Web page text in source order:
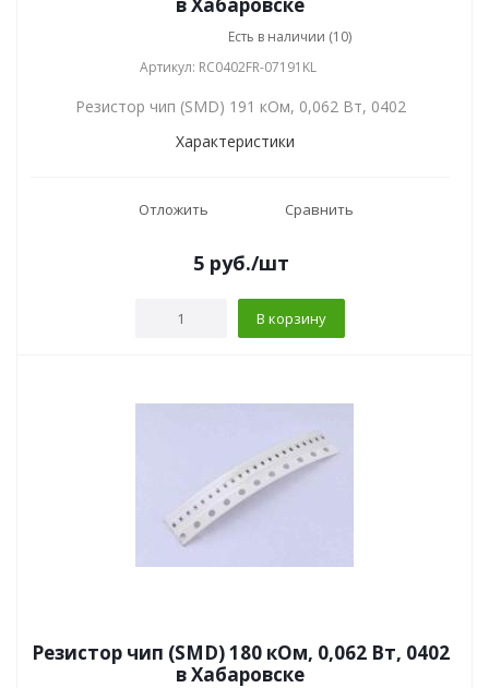
Есть в наличии (10)
Артикул: RC0402FR-07191KL
Резистор чип (SMD) 191 кОм, 0,062 Вт, 0402
Характеристики
Отложить Сравнить
5руб./шт
В корзину
Резистор чип (SMD) 180 кОм, 0,062 Вт, 0402
в Хабаровске